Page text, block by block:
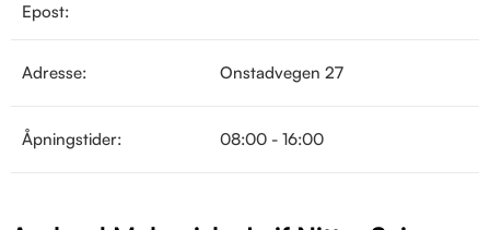
Epost:
Adresse: Onstadvegen 27
Åpningstider: 08:00 - 16:00